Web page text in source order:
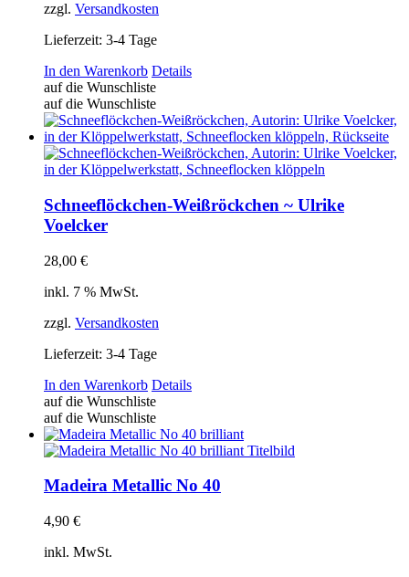
zzgl. Versandkosten
Lieferzeit: 3-4 Tage
In den Warenkorb Details
auf die Wunschliste
auf die Wunschliste
Schneeflöckchen-Weißröckchen ~ Ulrike
Voelcker
28,00 €
inkl. 7 % MwSt.
zzgl. Versandkosten
Lieferzeit: 3-4 Tage
In den Warenkorb Details
auf die Wunschliste
auf die Wunschliste
Madeira Metallic No 40
4,90 €
inkl. MwSt.